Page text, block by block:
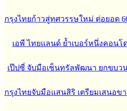
กรุงไทยก้าวสู่ทศวรรษใหม่ ต่อยอด
เอพี ไทยแลนด์ ย้ำเบอร์หนึ่งคอนโ
เป๊ปซี่ จับมือเซ็นทรัลพัฒนา ยกขบ
กรุงไทยจับมือแสนสิริ เตรียมเสนอ